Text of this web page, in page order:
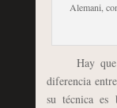
Alemani,
Hay que
diferencia
su técnica es